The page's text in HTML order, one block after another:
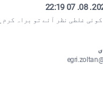
2025. 08.
غلطی نظر آئے تو براہ کرم